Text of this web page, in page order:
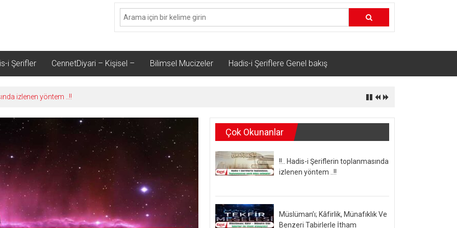
i Şerifler CennetDiyari – Kişisel – Bilimsel Mucizeler Hadis-i Şeriflere Genel bakış
izlenen yöntem ..!!
Çok Okunanlar
!!.. Hadis-i Şeriflerin toplanmasında
izlenen yöntem ..!!
Müslüman’ı; Kâfirlik, Münafıklık Ve
Benzeri Tabirlerle İtham